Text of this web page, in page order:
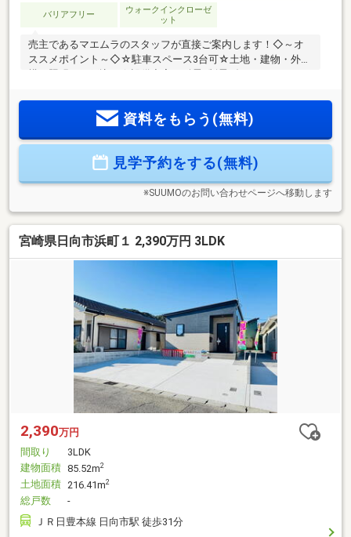
バリアフリー
ウォークインクローゼ
ット
売主であるマエムラのスタッフが直接ご案内します！◇～オ
ススメポイント～◇☆駐車スペース3台可☆土地・建物・外
LDK！全居室収納付きでお部屋広々♪☆住宅瑕疵担保責任保
険、地盤保証、しろあり保証、アフターサービス付き◇～周
方法】☆TEL『0982-20-5489』までお電話、または『見学予約
資料をもらう(無料)
見学予約をする(無料)
※SUUMOのお問い合わせページへ移動します
宮崎県日向市浜町１ 2,390万円 3LDK
2,390万円
間取り
3LDK
建物面積 85.52m2
土地面積 216.41m2
総戸数
-
ＪＲ日豊本線 日向市駅 徒歩31分